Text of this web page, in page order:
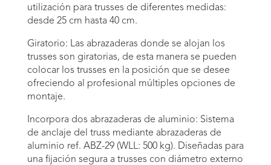
utilización para trusses de diferentes medidas:
desde 25 cm hasta 40 cm.
Giratorio: Las abrazaderas donde se alojan los
trusses son giratorias, de esta manera se pueden
colocar los trusses en la posición que se desee
ofreciendo al profesional múltiples opciones de
montaje.
Incorpora dos abrazaderas de aluminio: Sistema
de anclaje del truss mediante abrazaderas de
aluminio ref. ABZ-29 (WLL: 500 kg). Diseñadas para
una fijación segura a trusses con diámetro externo